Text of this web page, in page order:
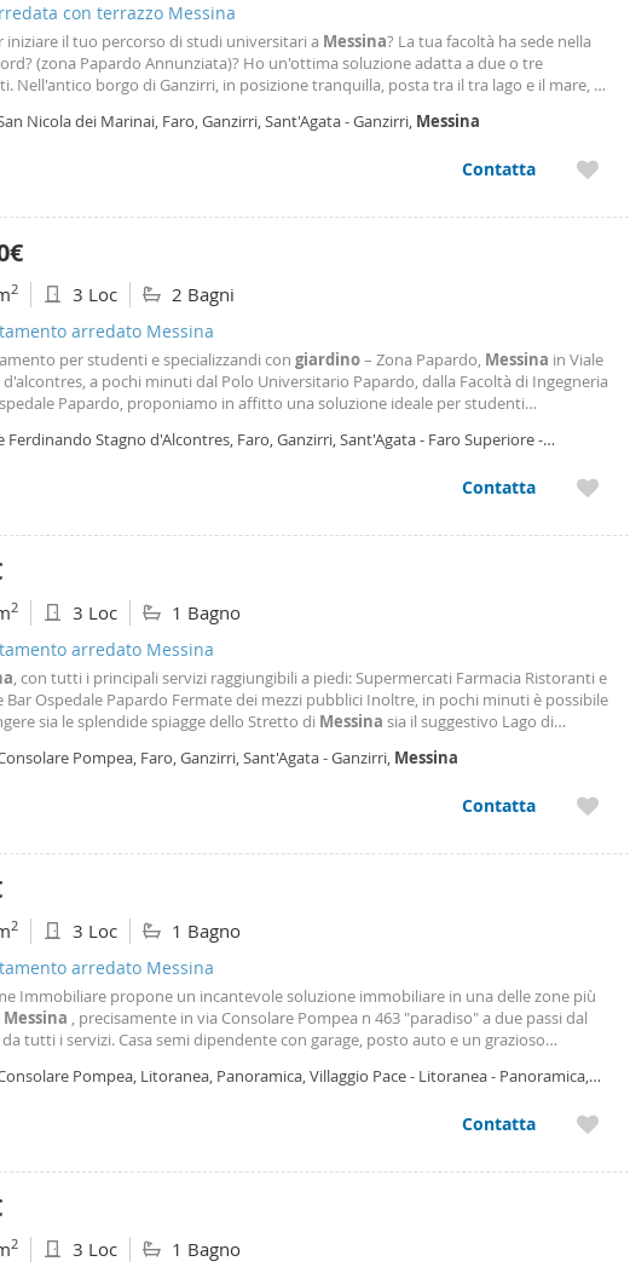
con terrazzo Messina
iniziare il tuo percorso di studi universitari a Messina? La tua facoltà ha sede nella
(zona Papardo Annunziata)? Ho un'ottima soluzione adatta a due o tre
Nell'antico borgo di Ganzirri, in posizione tranquilla, posta tra il tra lago e il mare, ti
Al Piano terra
Nicola dei Marinai, Faro, Ganzirri, Sant'Agata - Ganzirri, Messina
Contatta
2 3 Loc 2 Bagni
arredato Messina
per studenti e specializzandi con giardino– Zona Papardo, Messina in Viale
a pochi minuti dal Polo Universitario Papardo, dalla Facoltà di Ingegneria
Papardo, proponiamo in affitto una soluzione ideale per studenti
una villa, una
Ferdinando Stagno d'Alcontres, Faro, Ganzirri, Sant'Agata - Faro Superiore -
Contatta
2 3 Loc 1 Bagno
arredato Messina
, con tutti i principali servizi raggiungibili a piedi: Supermercati Farmacia Ristoranti e
Bar Ospedale Papardo Fermate dei mezzi pubblici Inoltre, in pochi minuti è possibile
sia le splendide spiagge dello Stretto di Messina sia il suggestivo Lago di
mare e Pompea, Faro, Ganzirri, Sant'Agata - Ganzirri, Messina
Contatta
2 3 Loc 1 Bagno
arredato Messina
Immobiliare propone un incantevole soluzione immobiliare in una delle zone più
Messina , precisamente in via Consolare Pompea n 463 "paradiso" a due passi dal
tutti i servizi. Casa semi dipendente con garage, posto auto e un grazioso
al piano terra : ampio soggiorno con
Pompea, Litoranea, Panoramica, Villaggio Pace - Litoranea - Panoramica,
Contatta
2 3 Loc 1 Bagno